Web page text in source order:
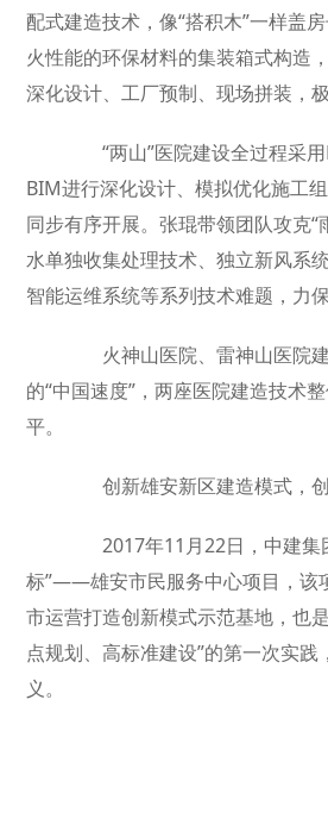
配式建造技术，像“搭积木”一样盖
火性能的环保材料的集装箱式构造
深化设计、工厂预制、现场拼装，
“两山”医院建设全过程采用
BIM进行深化设计、模拟优化施工
同步有序开展。张琨带领团队攻克“
水单独收集处理技术、独立新风系
智能运维系统等系列技术难题，力
火神山医院、雷神山医院建
的“中国速度”，两座医院建造技术
平。
创新雄安新区建造模式，创
2017年11月22日，中建集
标”——雄安市民服务中心项目，该
市运营打造创新模式示范基地，也
点规划、高标准建设”的第一次实
义。